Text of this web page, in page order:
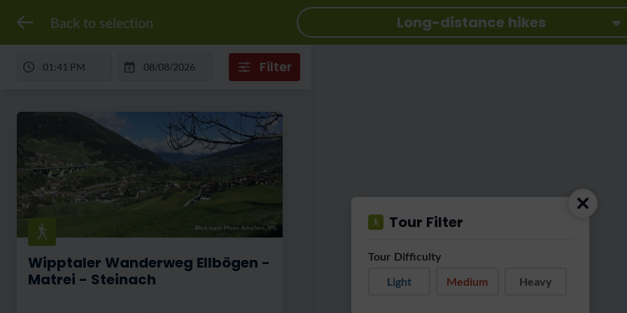
Back to selection Long-distance hikes
Filter
Blick-nach-Pfons-Schöfens.JPG
Wipptaler Wanderweg Ellbögen -
Matrei - Steinach
Tour Filter
Tour Difficulty
Light
Medium Heavy